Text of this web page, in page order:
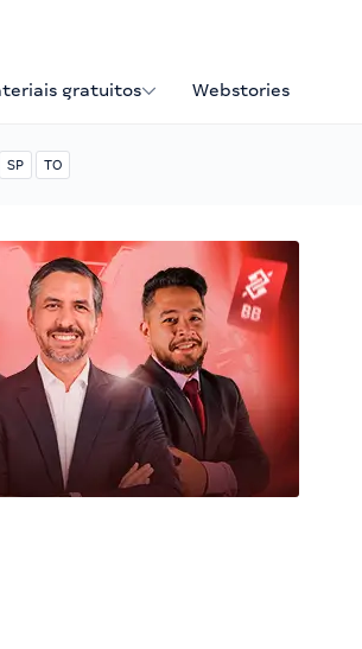
gratuitos Webstories
SP TO